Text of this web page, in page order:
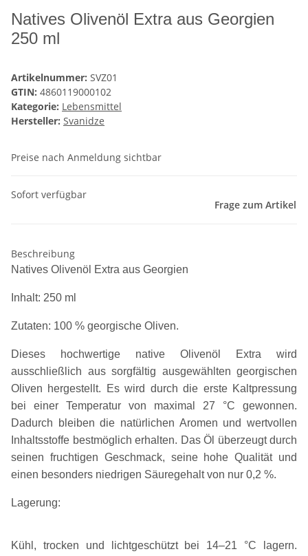
Natives Olivenöl Extra aus Georgien
250 ml
Artikelnummer: SVZ01
GTIN: 4860119000102
Kategorie: Lebensmittel
Hersteller: Svanidze
Preise nach Anmeldung sichtbar
Sofort verfügbar
Frage zum Artikel
Beschreibung
Natives Olivenöl Extra aus Georgien
Inhalt: 250 ml
Zutaten: 100 % georgische Oliven.
Dieses hochwertige native Olivenöl Extra wird
ausschließlich aus sorgfältig ausgewählten georgischen
Oliven hergestellt. Es wird durch die erste Kaltpressung
bei einer Temperatur von maximal 27 °C gewonnen.
Dadurch bleiben die natürlichen Aromen und wertvollen
Inhaltsstoffe bestmöglich erhalten. Das Öl überzeugt durch
seinen fruchtigen Geschmack, seine hohe Qualität und
einen besonders niedrigen Säuregehalt von nur 0,2 %.
Lagerung:
Kühl, trocken und lichtgeschützt bei 14–21 °C lagern.